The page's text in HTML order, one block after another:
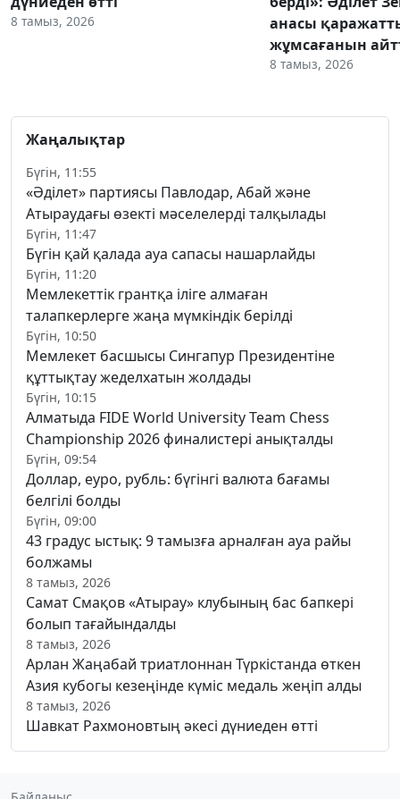
8 тамыз, 2026
анасы
жұмсағанын
8 тамыз, 2026
Жаңалықтар
Бүгін, 11:55
«Әділет» партиясы Павлодар, Абай және
Атыраудағы өзекті мәселелерді талқылады
Бүгін, 11:47
Бүгін қай қалада ауа сапасы нашарлайды
Бүгін, 11:20
Мемлекеттік грантқа іліге алмаған
талапкерлерге жаңа мүмкіндік берілді
Бүгін, 10:50
Мемлекет басшысы Сингапур Президентіне
құттықтау жеделхатын жолдады
Бүгін, 10:15
Алматыда FIDE World University Team Chess
Championship 2026 финалистері анықталды
Бүгін, 09:54
Доллар, еуро, рубль: бүгінгі валюта бағамы
белгілі болды
Бүгін, 09:00
43 градус ыстық: 9 тамызға арналған ауа райы
болжамы
8 тамыз, 2026
Самат Смақов «Атырау» клубының бас бапкері
болып тағайындалды
8 тамыз, 2026
Арлан Жаңабай триатлоннан Түркістанда өткен
Азия кубогы кезеңінде күміс медаль жеңіп алды
8 тамыз, 2026
Шавкат Рахмоновтың әкесі дүниеден өтті